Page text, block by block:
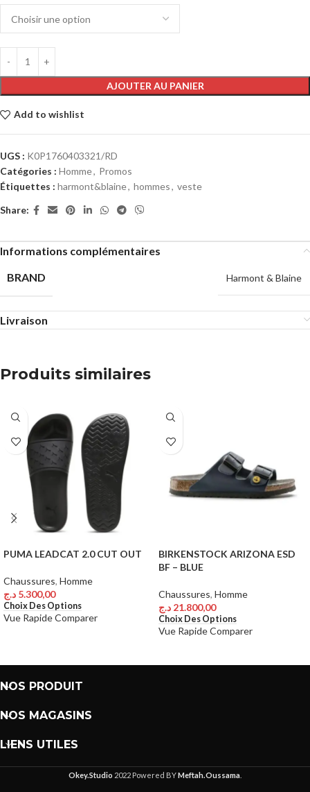
AJOUTER AU PANIER
Add to wishlist
UGS : K0P1760403321/RD
Catégories : Homme, Promos
Étiquettes : harmont&blaine, hommes, veste
Share:
Informations complémentaires
BRAND
Harmont & Blaine
Livraison
Produits similaires
PUMA LEADCAT 2.0 CUT OUT
Chaussures, Homme
5.300,00 د.ج
Choix Des Options
Vue RapideComparer
BIRKENSTOCK ARIZONA ESD
BF – BLUE
Chaussures, Homme
21.800,00 د.ج
Choix Des Options
Vue RapideComparer
NOS PRODUIT
NOS MAGASINS
LIENS UTILES
Okey.Studio 2022 Powered BYMeftah.Oussama